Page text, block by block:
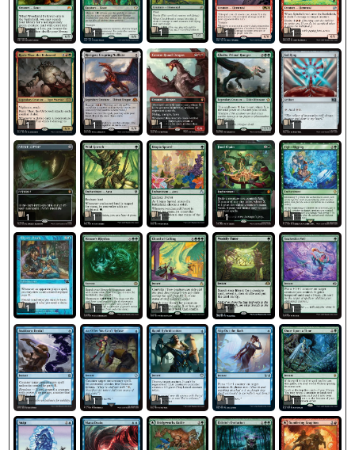
1 1 1 1 1
1 1 1 1 1
1 1 1 1 1
1 1 1 1 1
1 1 1 1 1